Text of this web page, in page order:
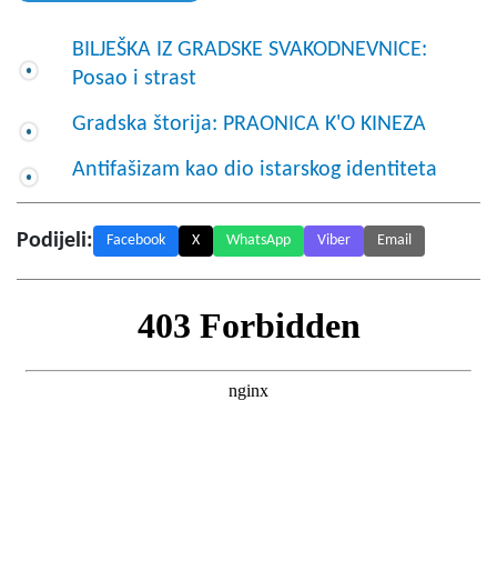
BILJEŠKA IZ GRADSKE SVAKODNEVNICE:
Posao i strast
Gradska štorija: PRAONICA K'O KINEZA
Antifašizam kao dio istarskog identiteta
Podijeli: Facebook X WhatsApp Viber Email